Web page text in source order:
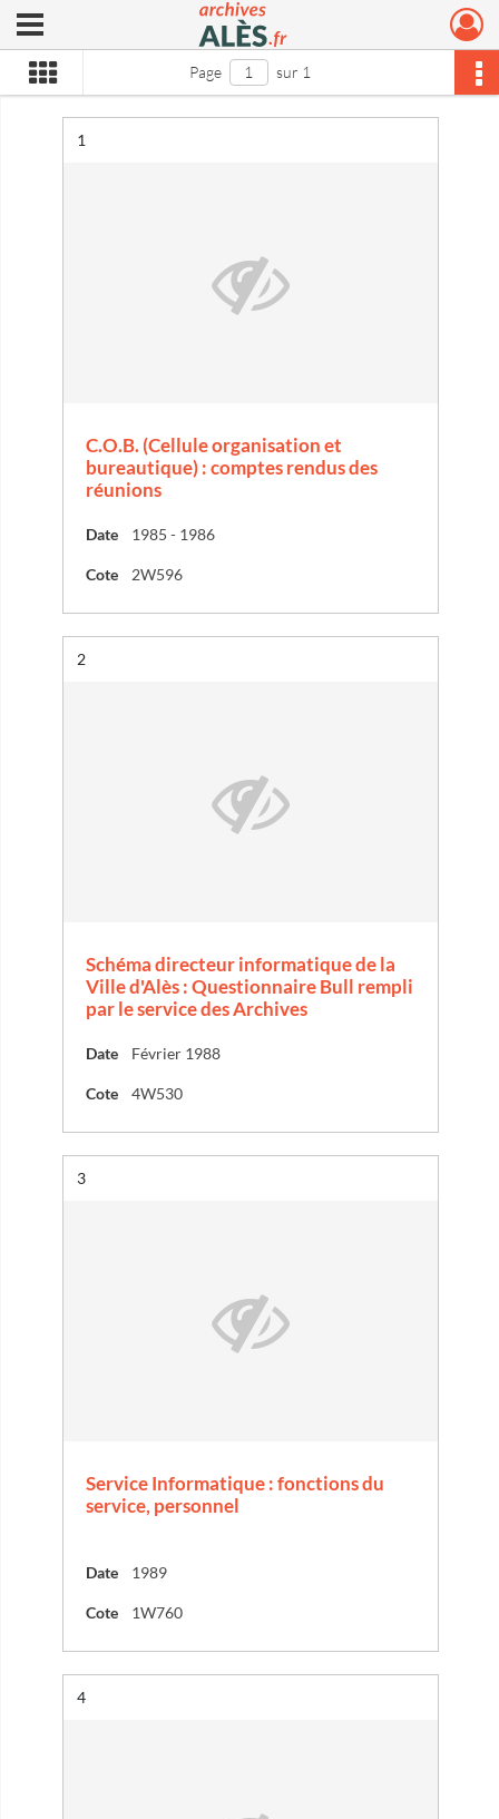
Archives municipales d'Alès
Ouvrir le menu déroulant
Page sur 1
Résultat n°
1
C.O.B. (Cellule organisation et
bureautique) : comptes rendus des
réunions
Date 1985 - 1986
Cote 2W596
Résultat n°
2
Schéma directeur informatique de la
Ville d'Alès : Questionnaire Bull rempli
par le service des Archives
Date Février 1988
Cote 4W530
Résultat n°
3
Service Informatique : fonctions du
service, personnel
Date 1989
Cote 1W760
Résultat n°
4